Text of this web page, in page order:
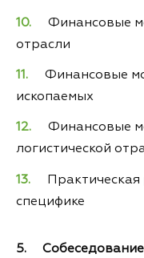
Финансовые
отрасли
Финансовые
ископаемых
Финансовые
логистической
специфике
5.